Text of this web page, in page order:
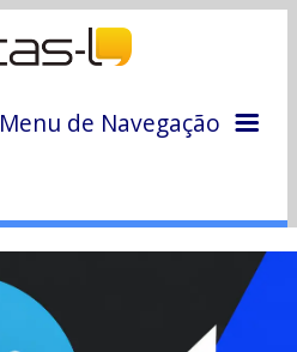
Menu de Navegação